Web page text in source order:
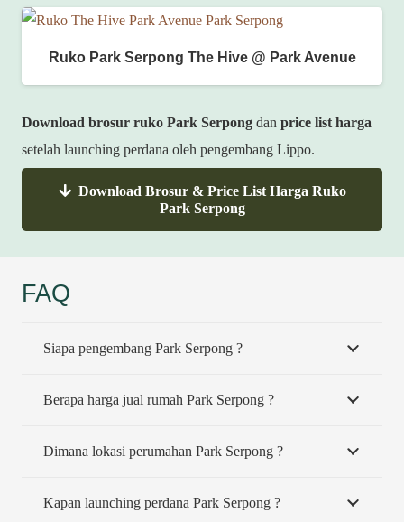
Ruko Park Serpong The Hive @ Park Avenue
Download brosur ruko Park Serpong dan price list harga
setelah launching perdana oleh pengembang Lippo.
Download Brosur & Price List Harga Ruko
Park Serpong
FAQ
Siapa pengembang Park Serpong ?
Berapa harga jual rumah Park Serpong ?
Dimana lokasi perumahan Park Serpong ?
Kapan launching perdana Park Serpong ?